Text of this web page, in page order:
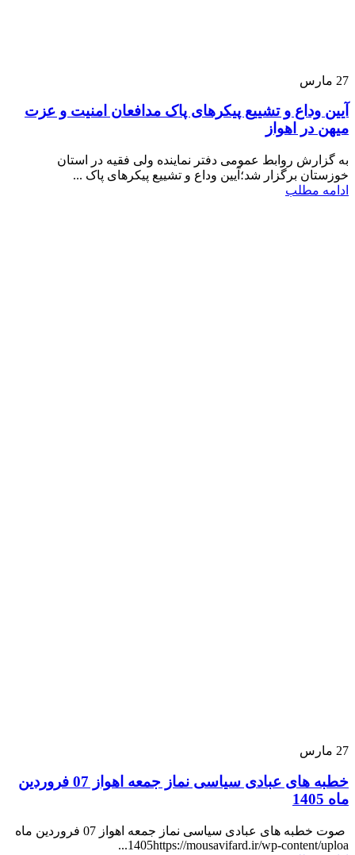
27 مارس
آیین وداع و تشییع پیکرهای پاک مدافعان امنیت و عزت
میهن در اهواز
به گزارش روابط عمومی دفتر نماینده ولی فقیه در استان
خوزستان برگزار شد؛آیین وداع و تشییع پیکرهای پاک ...
ادامه مطلب
27 مارس
خطبه های عبادی سیاسی نماز جمعه اهواز 07 فروردین
ماه 1405
صوت خطبه های عبادی سیاسی نماز جمعه اهواز 07 فروردین ماه
1405https://mousavifard.ir/wp-content/uploa...